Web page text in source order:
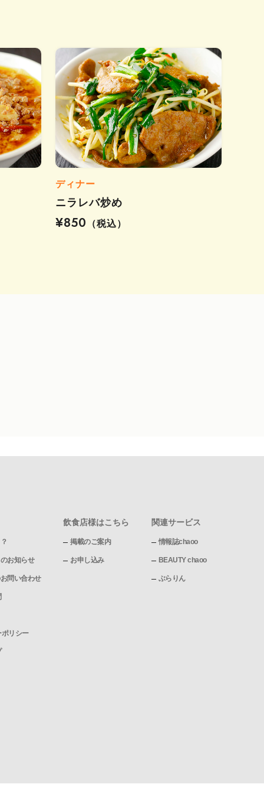
ディナー
ニラレバ炒め
¥850
（税込）
お知らせ
問い合わせ
リシー
飲食店様はこちら
掲載のご案内
お申し込み
関連サービス
情報誌chaoo
BEAUTY chaoo
ぶらりん